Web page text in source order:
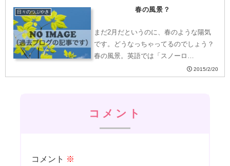
日々のつぶやき 春の風景？
まだ2月だというのに、春のような陽気
です。どうなっちゃってるのでしょう？
春の風景。英語では「スノーロ…
2015/2/20
コメント
コメント ※